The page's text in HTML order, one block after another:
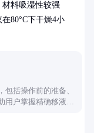
料吸湿性较强
80°C下干燥4小
括操作前的准备、
用户掌握精确移液的